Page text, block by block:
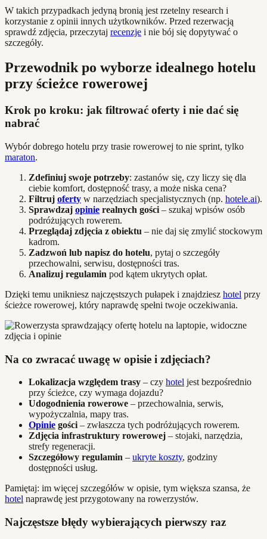
W takich przypadkach jedyną bronią jest rzetelny research i
korzystanie z opinii innych użytkowników. Przed rezerwacją
sprawdź zdjęcia, przeczytaj recenzje i nie bój się dopytywać o
szczegóły.
Przewodnik po wyborze idealnego hotelu
przy ścieżce rowerowej
Krok po kroku: jak filtrować oferty i nie dać się
nabrać
Wybór dobrego hotelu przy trasie rowerowej to nie sprint, tylko
maraton.
Zdefiniuj swoje potrzeby: zastanów się, czy liczy się dla
ciebie komfort, dostępność trasy, a może niska cena?
Filtruj oferty w narzędziach specjalistycznych (np. hotele.ai).
Sprawdzaj opinie realnych gości – szukaj wpisów osób
podróżujących rowerem.
Przeglądaj zdjęcia z obiektu – nie daj się zmylić stockowym
kadrom.
Zadzwoń lub napisz do hotelu, pytaj o szczegóły
przechowalni, serwisu, dostępności tras.
Analizuj regulamin pod kątem ukrytych opłat.
Dzięki temu unikniesz najczęstszych pułapek i znajdziesz hotel przy
ścieżce rowerowej, który naprawdę spełni twoje oczekiwania.
Na co zwracać uwagę w opisie i zdjęciach?
Lokalizacja względem trasy – czy hotel jest bezpośrednio
przy ścieżce, czy wymaga dojazdu?
Udogodnienia rowerowe – przechowalnia, serwis,
wypożyczalnia, mapy tras.
Opinie gości– zwłaszcza tych podróżujących rowerem.
Zdjęcia infrastruktury rowerowej – stojaki, narzędzia,
strefy regeneracji.
Szczegółowy regulamin – ukryte koszty, godziny
dostępności usług.
Pamiętaj: im więcej szczegółów w opisie, tym większa szansa, że
hotel naprawdę jest przygotowany na rowerzystów.
Najczęstsze błędy wybierających pierwszy raz